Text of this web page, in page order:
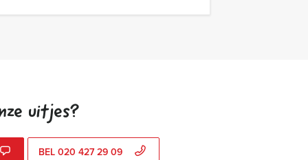
uitjes?
BEL 020 427 29 09